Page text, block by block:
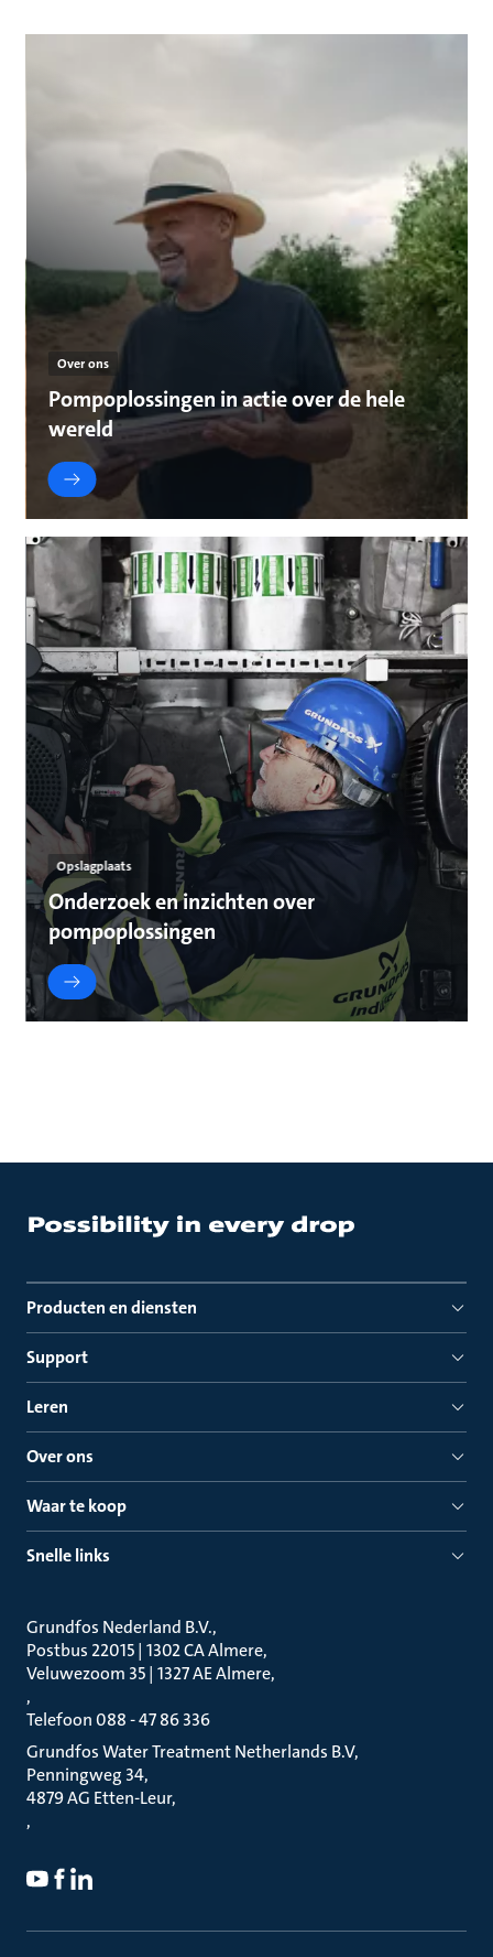
Over ons
Pompoplossingen in actie over de hele
wereld
Opslagplaats
Onderzoek en inzichten over
pompoplossingen
Producten en diensten
Support
Leren
Over ons
Waar te koop
Snelle links
Grundfos Nederland B.V.
Postbus 22015 | 1302 CA Almere
Veluwezoom 35 | 1327 AE Almere
Telefoon 088 - 47 86 336
Grundfos Water Treatment Netherlands B.V
Penningweg 34
4879 AG Etten-Leur